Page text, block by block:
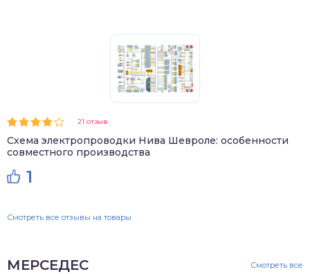
21 отзыв
Схема электропроводки Нива Шевроле: особенности
совместного производства
1
Смотреть все отзывы на товары
МЕРСЕДЕС Смотреть все